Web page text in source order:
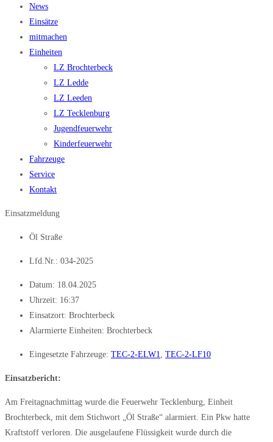
News
Einsätze
mitmachen
Einheiten
LZ Brochterbeck
LZ Ledde
LZ Leeden
LZ Tecklenburg
Jugendfeuerwehr
Kinderfeuerwehr
Fahrzeuge
Service
Kontakt
Einsatzmeldung
Öl Straße
Lfd.Nr.: 034-2025
Datum: 18.04.2025
Uhrzeit: 16:37
Einsatzort: Brochterbeck
Alarmierte Einheiten: Brochterbeck
Eingesetzte Fahrzeuge: TEC-2-ELW1, TEC-2-LF10
Einsatzbericht:
Am Freitagnachmittag wurde die Feuerwehr Tecklenburg, Einheit
Brochterbeck, mit dem Stichwort „Öl Straße“ alarmiert. Ein Pkw hatte
Kraftstoff verloren. Die ausgelaufene Flüssigkeit wurde durch die